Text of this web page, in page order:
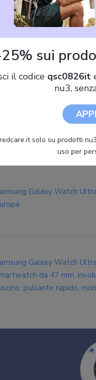
Samsung Smartwach
Galaxy Watch
Galaxy Watch
da 47 mm,
pulsante rapido,
sui
il codice qsc0826it
nu3,
solo su prodotti
uso per